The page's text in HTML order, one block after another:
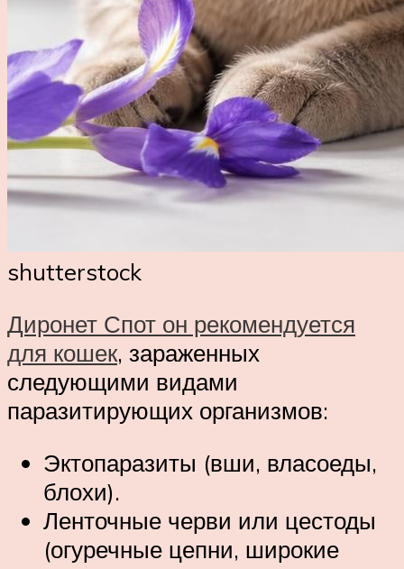
shutterstock
Диронет Спот он рекомендуется
для кошек, зараженных
следующими видами
паразитирующих организмов:
Эктопаразиты (вши, власоеды,
блохи).
Ленточные черви или цестоды
(огуречные цепни, широкие